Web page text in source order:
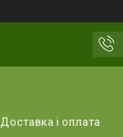
Доставка і оплата